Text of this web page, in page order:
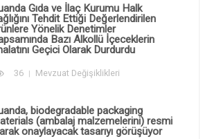
Gıda ve İlaç Kurumu Halk
Tehdit Ettiği Değerlendirilen
Yönelik Denetimler
Bazı Alkollü İçeceklerin
Geçici Olarak Durdurdu
36 Mevzuat Değişiklikleri
biodegradable packaging
(ambalaj malzemelerini) resmi
onaylayacak tasarıyı görüşüyor